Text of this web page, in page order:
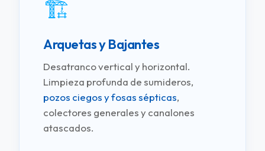
🏗️
Arquetasy Bajantes
Desatranco vertical y horizontal.
Limpieza profunda de sumideros,
pozos ciegos y fosas sépticas,
colectores generales y canalones
atascados.